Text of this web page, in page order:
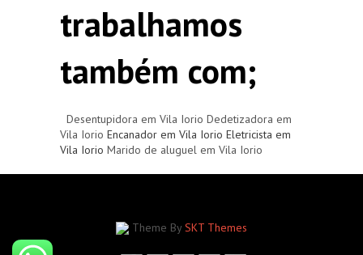
trabalhamos
também com;
Desentupidora em Vila Iorio Dedetizadora em
Vila Iorio Encanador em Vila Iorio Eletricista em
Vila Iorio Marido de aluguel em Vila Iorio
Theme By SKT Themes